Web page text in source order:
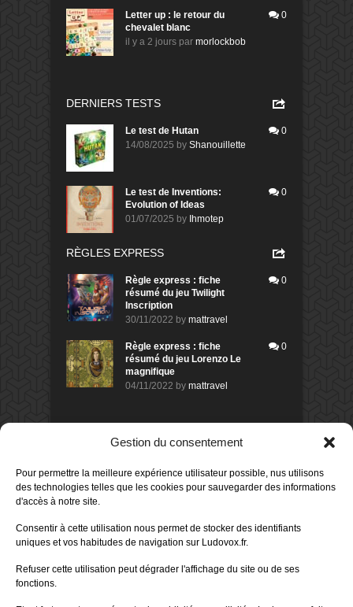
Gestion du consentement
Pour permettre la meilleure expérience utilisateur possible, nus utilisons
des technologies telles que les cookies pour sauvegarder des informations
d'accès à notre site.
Consentir à cette utilisation nous permet de stocker des identifiants
uniques et vos habitudes de navigation sur Ludovox.fr.
Refuser cette utilisation peut dégrader l'affichage du site ou de ses
fonctions.
Letter up : le retour du
chevalet blanc
il y a 2 jours par morlockbob
0
DERNIERS TESTS
Le test de Hutan
14/08/2025 by Shanouillette
0
Le test de Inventions:
Evolution of Ideas
01/07/2025 by Ihmotep
0
RÈGLES EXPRESS
Règle express : fiche
résumé du jeu Twilight
Inscription
30/11/2022 by mattravel
0
Règle express : fiche
résumé du jeu Lorenzo Le
magnifique
04/11/2022 by mattravel
0
DERNIERS AVIS DES MEMBRES
Avis de
Sur le jeu Collect!
il y a 11 heures
Avis demorlockbob
Sur le jeu Detective Box - Ciao
Publié leil y a 1 jour
80%